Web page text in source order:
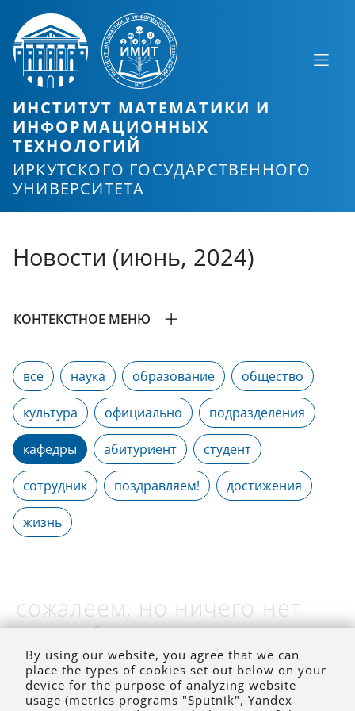
ИНСТИТУТ МАТЕМАТИКИ И
ИНФОРМАЦИОННЫХ
ТЕХНОЛОГИЙ
ИРКУТСКОГО ГОСУДАРСТВЕННОГО
УНИВЕРСИТЕТА
Новости (июнь, 2024)
КОНТЕКСТНОЕ МЕНЮ
все наука образование общество
культура официально подразделения
кафедры абитуриент студент
сотрудник поздравляем! достижения
жизнь
сожалеем, но ничего нет
(на выбранное время)
By using our website, you agree that we can
place the types of cookies set out below on your
device for the purpose of analyzing website
usage (metrics programs "Sputnik", Yandex